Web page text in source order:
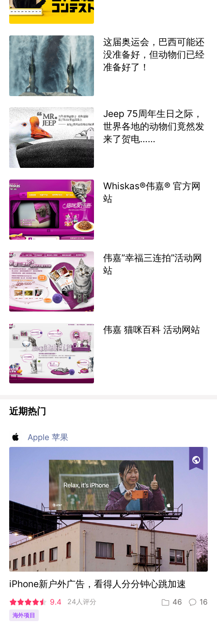
这届奥运会，巴西可能还
没准备好，但动物们已经
准备好了！
Jeep 75周年生日之际，
世界各地的动物们竟然发
来了贺电……
Whiskas®伟嘉® 官方网
站
伟嘉”幸福三连拍”活动网
站
伟嘉 猫咪百科 活动网站
近期热门
Apple 苹果
iPhone新户外广告，看得人分分钟心跳加速
9.4 24人评分 46 16
海外项目